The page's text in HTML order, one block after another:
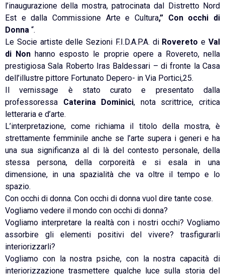
l’inaugurazione della mostra, patrocinata dal Distretto Nord
Est e dalla Commissione Arte e Cultura,” Con occhi di
Donna “.
Le Socie artiste delle Sezioni F.I.D.A.P.A. di Rovereto eVal
di Non hanno esposto le proprie opere a Rovereto, nella
prestigiosa Sala Roberto Iras Baldessari – di fronte la Casa
dell’illustre pittore Fortunato Depero- in Via Portici,25.
Il vernissage è stato curato e presentato dalla
professoressa Caterina Dominici, nota scrittrice, critica
letteraria e d’arte.
L’interpretazione, come richiama il titolo della mostra, è
strettamente femminile anche se l’arte supera i generi e ha
una sua significanza al di là del contesto personale, della
stessa persona, della corporeità e si esala in una
dimensione, in una spazialità che va oltre il tempo e lo
spazio.
Con occhi di donna. Con occhi di donna vuol dire tante cose.
Vogliamo vedere il mondo con occhi di donna?
Vogliamo interpretare la realtà con i nostri occhi? Vogliamo
assorbire gli elementi positivi del vivere? trasfigurarli
interiorizzarli?
Vogliamo con la nostra psiche, con la nostra capacità di
interiorizzazione trasmettere qualche luce sulla storia del